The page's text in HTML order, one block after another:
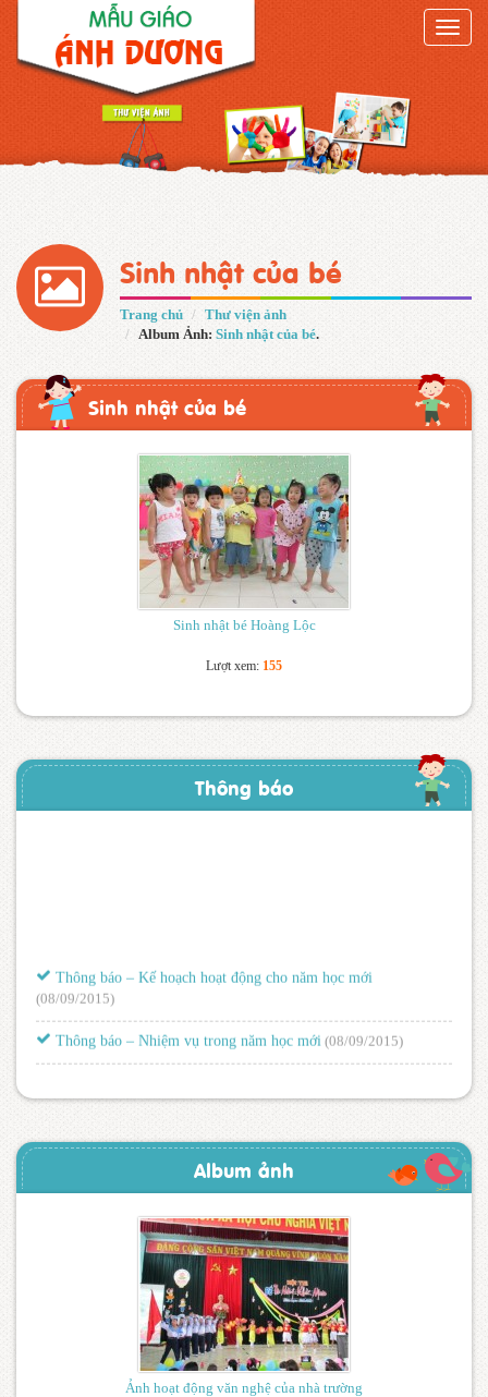
Toggle
Sinh nhật của bé
Trang chủ
Thư viện ảnh
Album Ảnh: Sinh nhật của bé.
Sinh nhật của bé
Sinh nhật bé Hoàng Lộc
Lượt xem: 155
Thông báo
Thông báo – Kế hoạch hoạt động cho năm học mới
(08/09/2015)
Thông báo – Nhiệm vụ trong năm học mới (08/09/2015)
Album ảnh
Ảnh hoạt động văn nghệ của nhà trường